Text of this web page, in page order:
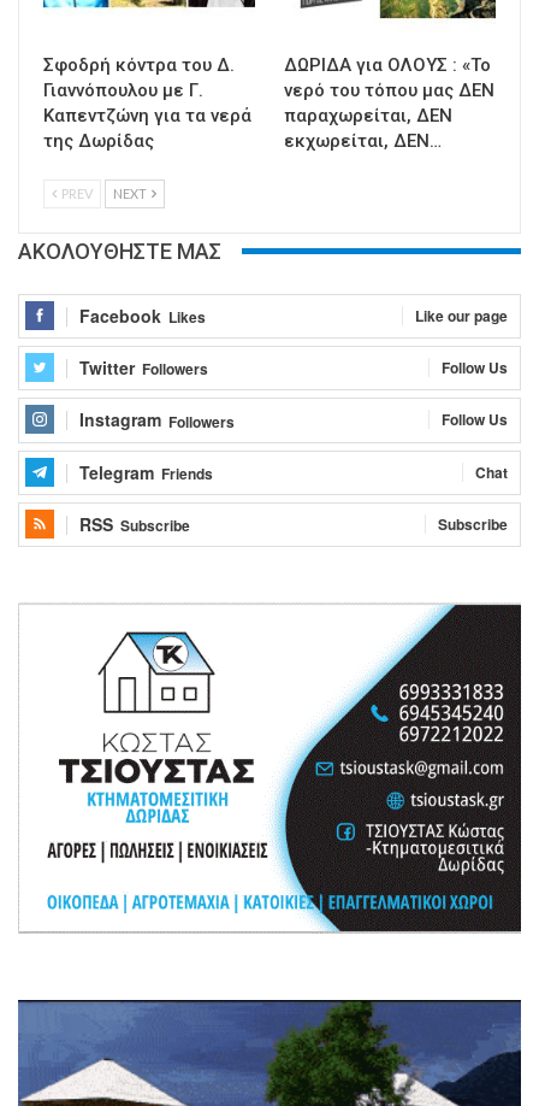
Σφοδρή κόντρα του Δ.
Γιαννόπουλου με Γ.
Καπεντζώνη για τα νερά
της Δωρίδας
ΔΩΡΙΔΑ για ΟΛΟΥΣ : «Το
νερό του τόπου μας ΔΕΝ
παραχωρείται, ΔΕΝ
εκχωρείται, ΔΕΝ…
PREV NEXT
ΑΚΟΛΟΥΘΗΣΤΕ ΜΑΣ
Facebook Likes Like our page
Twitter Followers Follow Us
Instagram Followers Follow Us
Telegram Friends Chat
RSS Subscribe Subscribe